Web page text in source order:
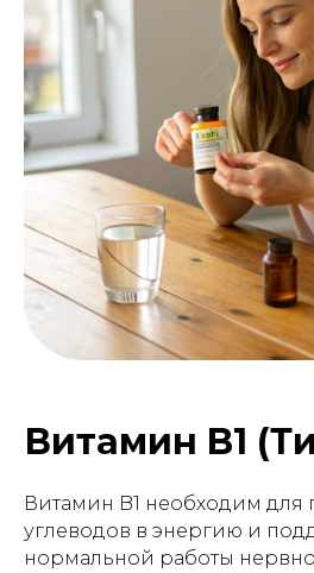
Витамин B1
Витамин B1 необходим для
углеводов в энергию и
нормальной работы